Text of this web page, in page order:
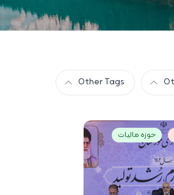
Other Tags
حوزه مالیات